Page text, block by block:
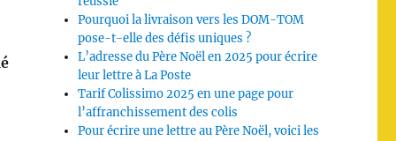
Pourquoi la livraison vers les DOM-TOM
pose-t-elle des défis uniques ?
L’adresse du Père Noël en 2025 pour écrire
leur lettre à La Poste
Tarif Colissimo 2025 en une page pour
l’affranchissement des colis
Pour écrire une lettre au Père Noël, voici les